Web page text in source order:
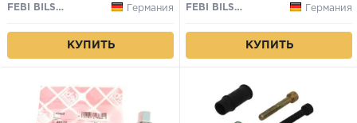
FEBI BILSTEIN
Германия
КУПИТЬ
FEBI BILSTEIN
Германия
КУПИТЬ